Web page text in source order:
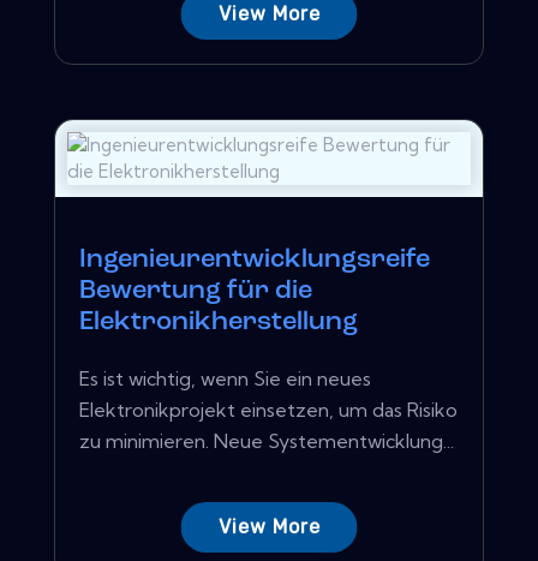
View More
Ingenieurentwicklungsreife
Bewertung für die
Elektronikherstellung
Es ist wichtig, wenn Sie ein neues
Elektronikprojekt einsetzen, um das Risiko
zu minimieren. Neue Systementwicklung...
View More